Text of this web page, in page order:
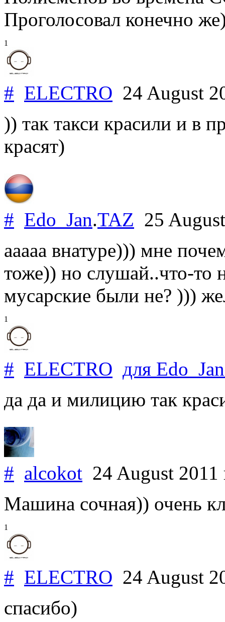
Проголосовал конечно
1
# ELECTRO 24 August
)) так такси красили и в
красят)
# Edo_Jan.TAZ 25
ааааа внатуре))) мне
тоже)) но слушай..что-то
мусарские были не? )))
1
# ELECTRO для Edo_Jan
да да и милицию так
# alcokot 24 August 2011
Машина сочная)) очень
1
# ELECTRO 24 August
спасибо)